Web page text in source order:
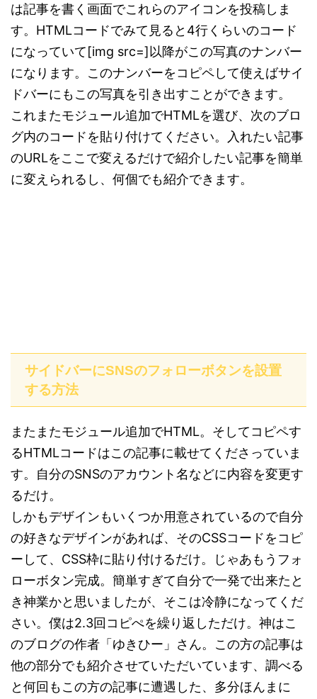
は記事を書く画面でこれらのアイコンを投稿しま
す。HTMLコードでみて見ると4行くらいのコード
になっていて[img src=]以降がこの写真のナンバー
になります。このナンバーをコピペして使えばサイ
ドバーにもこの写真を引き出すことができます。
これまたモジュール追加でHTMLを選び、次のブロ
グ内のコードを貼り付けてください。入れたい記事
のURLをここで変えるだけで紹介したい記事を簡単
に変えられるし、何個でも紹介できます。
サイドバーにSNSのフォローボタンを設置
する方法
またまたモジュール追加でHTML。そしてコピペす
るHTMLコードはこの記事に載せてくださっていま
す。自分のSNSのアカウント名などに内容を変更す
るだけ。
しかもデザインもいくつか用意されているので自分
の好きなデザインがあれば、そのCSSコードをコピ
ーして、CSS枠に貼り付けるだけ。じゃあもうフォ
ローボタン完成。簡単すぎて自分で一発で出来たと
き神業かと思いましたが、そこは冷静になってくだ
さい。僕は2.3回コピぺを繰り返しただけ。神はこ
のブログの作者「ゆきひー」さん。この方の記事は
他の部分でも紹介させていただいています、調べる
と何回もこの方の記事に遭遇した、多分ほんまに